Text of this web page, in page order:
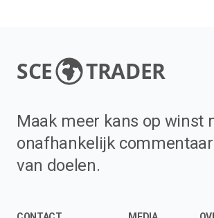
SCE TRADER
Maak meer kans op winst
onafhankelijk
van doelen.